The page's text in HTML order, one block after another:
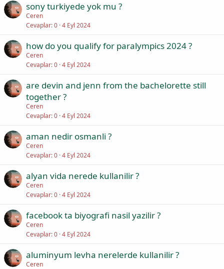
sony turkiyede yok mu ?
Ceren
Cevaplar 0 4 Eyl 2024
how do you qualify for paralympics 2024 ?
Ceren
Cevaplar 0 4 Eyl 2024
are devin and jenn from the bachelorette still
together ?
Ceren
Cevaplar 0 4 Eyl 2024
aman nedir osmanli ?
Ceren
Cevaplar 0 4 Eyl 2024
alyan vida nerede kullanilir ?
Ceren
Cevaplar 0 4 Eyl 2024
facebook ta biyografi nasil yazilir ?
Ceren
Cevaplar 0 4 Eyl 2024
aluminyum levha nerelerde kullanilir ?
Ceren